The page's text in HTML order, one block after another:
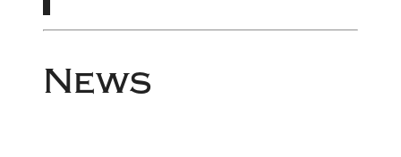
News